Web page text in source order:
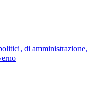
di amministrazione,